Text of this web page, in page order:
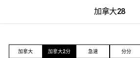
加拿大28
加拿大 加拿大2分 急速 分分